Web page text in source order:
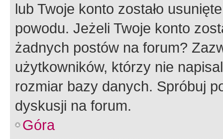
lub Twoje konto zostało
powodu. Jeżeli Twoje konto
żadnych postów na forum?
użytkowników, którzy nie
rozmiar bazy danych. Spróbuj
dyskusji na forum.
Góra